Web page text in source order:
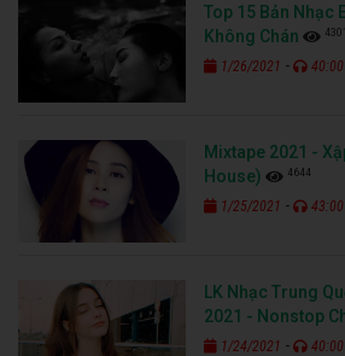
Top 15 Bản Nhạc
Không Chán
4301
1/26/2021 - 40:00
Mixtape 2021 -
House)
4644
1/25/2021 - 43:00
LK Nhạc Trung
2021 - Nonstop
1/24/2021 - 40:00